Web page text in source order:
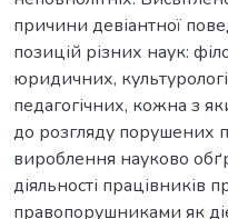
причини девіантної
позицій різних наук:
юридичних,
педагогічних, кожна з
до розгляду порушених
вироблення науково
діяльності працівників
правопорушниками як